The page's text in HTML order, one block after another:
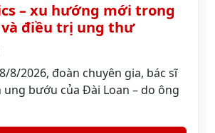
– xu hướng mới trong
và điều trị ung thư
8/2026, đoàn chuyên gia, bác sĩ
ung bướu của Đài Loan – do ông